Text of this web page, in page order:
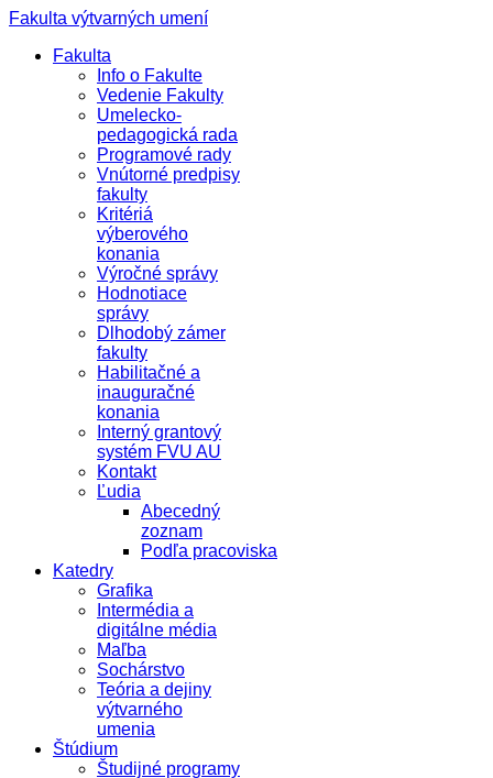
Fakulta výtvarných umení
Fakulta
Info o Fakulte
Vedenie Fakulty
Umelecko-
pedagogická rada
Programové rady
Vnútorné predpisy
fakulty
Kritériá
výberového
konania
Výročné správy
Hodnotiace
správy
Dlhodobý zámer
fakulty
Habilitačné a
inauguračné
konania
Interný grantový
systém FVU AU
Kontakt
Ľudia
Abecedný
zoznam
Podľa pracoviska
Katedry
Grafika
Intermédia a
digitálne média
Maľba
Sochárstvo
Teória a dejiny
výtvarného
umenia
Štúdium
Študijné programy